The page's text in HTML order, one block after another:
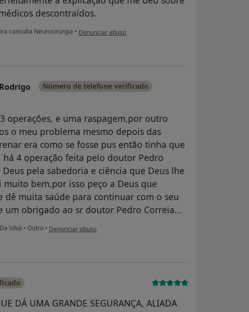
descontraídos.
consulta Neurocirurgia • na opinião do utilizador Paciente
Denunciar abuso
Número de telefone verificado
operações, e uma raspagem,por outro
o meu problema mesmo depois das
era como se fosse pus então tinha que
há 4 operação feita pelo doutor Pedro
pela sabedoria e ciência que Deus lhe
bem,por isso peço a Deus que
muita saúde para continuar com o seu
um obrigado ao sr doutor Pedro Correia...
Silva • Outro • na opinião do utilizador Eduardo Paulinho cabreira Rodrigo
Denunciar abuso
DÁ UMA GRANDE SEGURANÇA, ALIADA